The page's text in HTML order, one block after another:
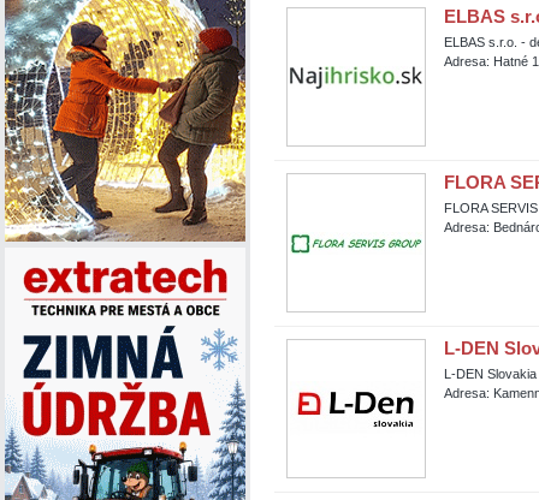
ELBAS
ELBAS s.r.o. -
Adresa: Hatné
FLORA
FLORA
Adresa:
L-DEN
L-DEN
Adresa: